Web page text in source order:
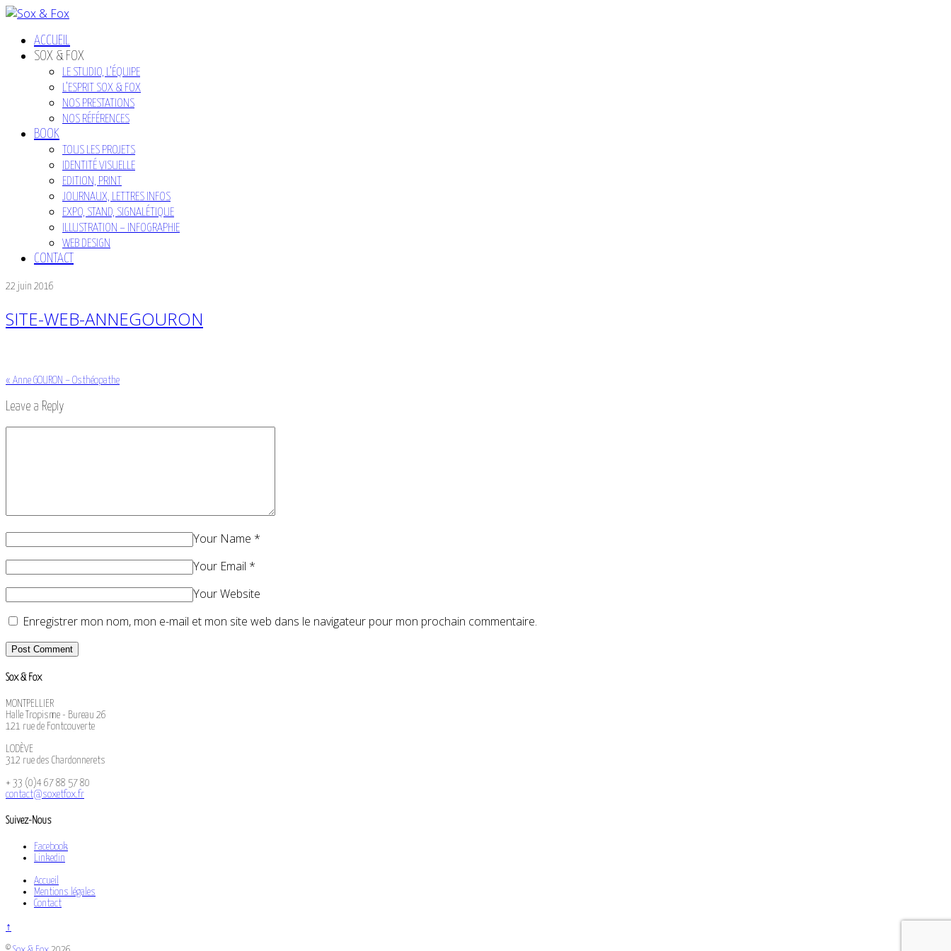
ACCUEIL
SOX & FOX
LE STUDIO, L’ÉQUIPE
L’ESPRIT SOX & FOX
NOS PRESTATIONS
NOS RÉFÉRENCES
BOOK
TOUS LES PROJETS
IDENTITÉ VISUELLE
EDITION, PRINT
JOURNAUX, LETTRES INFOS
EXPO, STAND, SIGNALÉTIQUE
ILLUSTRATION – INFOGRAPHIE
WEB DESIGN
CONTACT
22 juin 2016
SITE-WEB-ANNEGOURON
« Anne GOURON – Osthéopathe
Leave a Reply
Your Name *
Your Email *
Your Website
Enregistrer mon nom, mon e-mail et mon site web dans le navigateur pour mon prochain commentaire.
Sox & Fox
MONTPELLIER
Halle Tropisme - Bureau 26
121 rue de Fontcouverte
LODÈVE
312 rue des Chardonnerets
+ 33 (0)4 67 88 57 80
contact@soxetfox.fr
Suivez-Nous
Facebook
Linkedin
Accueil
Mentions légales
Contact
↑